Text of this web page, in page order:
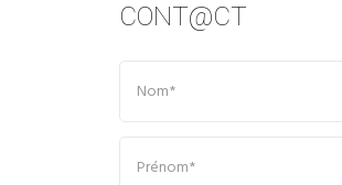
CONT@CT